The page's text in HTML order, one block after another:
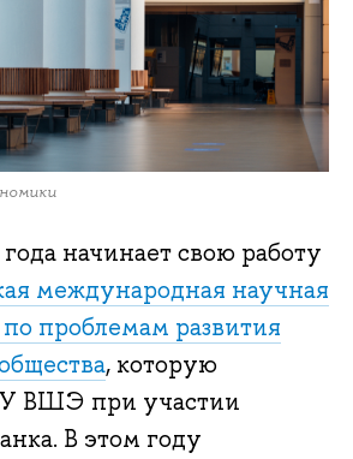
начинает свою работу
международная научная
проблемам развития
, которую
ВШЭ при участии
В этом году